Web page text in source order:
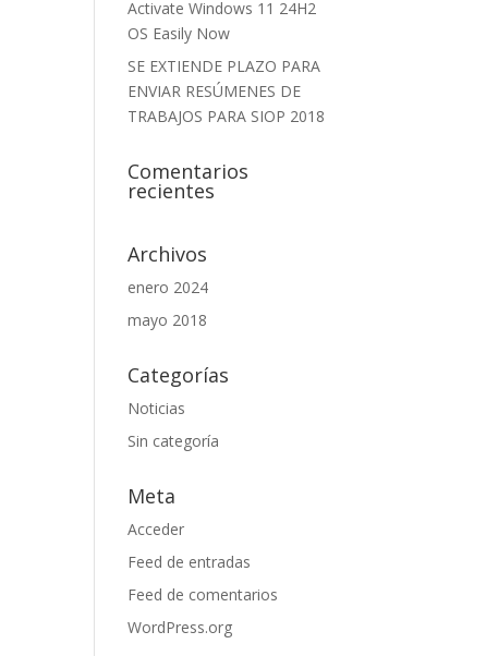
Activate Windows 11 24H2
OS Easily Now
SE EXTIENDE PLAZO PARA
ENVIAR RESÚMENES DE
TRABAJOS PARA SIOP 2018
Comentarios
recientes
Archivos
enero 2024
mayo 2018
Categorías
Noticias
Sin categoría
Meta
Acceder
Feed de entradas
Feed de comentarios
WordPress.org